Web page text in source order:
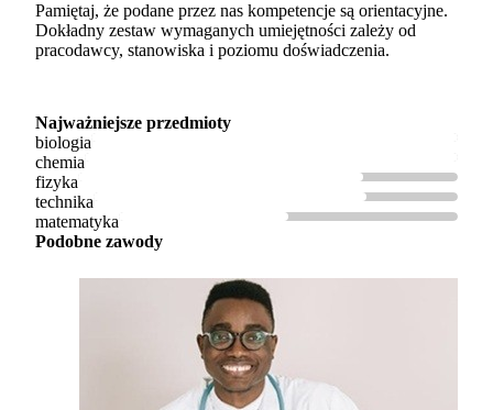
Pamiętaj, że podane przez nas kompetencje są orientacyjne.
Dokładny zestaw wymaganych umiejętności zależy od
pracodawcy, stanowiska i poziomu doświadczenia.
Najważniejsze przedmioty
biologia
chemia
fizyka
technika
matematyka
Podobne zawody